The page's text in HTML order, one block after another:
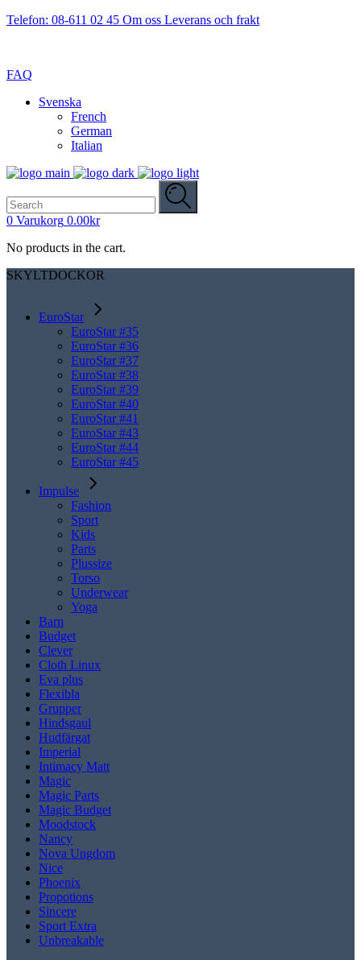
Telefon: 08-611 02 45 Om oss Leverans och frakt
FAQ
Svenska
French
German
Italian
for:
0 Varukorg 0.00kr
No products in the cart.
SKYLTDOCKOR
EuroStar
EuroStar #35
EuroStar #36
EuroStar #37
EuroStar #38
EuroStar #39
EuroStar #40
EuroStar #41
EuroStar #43
EuroStar #44
EuroStar #45
Impulse
Fashion
Sport
Kids
Parts
Plussize
Torso
Underwear
Yoga
Barn
Budget
Clever
Cloth Linux
Eva plus
Flexibla
Grupper
Hindsgaul
Hudfärgat
Imperial
Intimacy Matt
Magic
Magic Parts
Magic Budget
Moodstock
Nancy
Nova Ungdom
Nice
Phoenix
Propotions
Sincere
Sport Extra
Unbreakable